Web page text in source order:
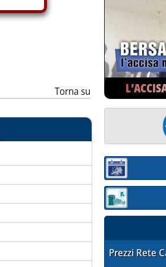
Torna su
Sezione:
Sezione:
Prezzi Rete